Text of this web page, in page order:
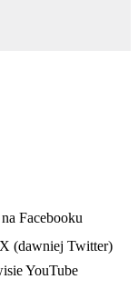
Facebooku
(dawniej Twitter)
YouTube